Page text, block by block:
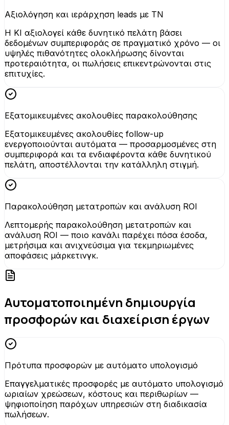
Αξιολόγηση και ιεράρχηση leads με ΤΝ
Η KI αξιολογεί κάθε δυνητικό πελάτη βάσει
δεδομένων συμπεριφοράς σε πραγματικό χρόνο — οι
υψηλές πιθανότητες ολοκλήρωσης δίνονται
προτεραιότητα, οι πωλήσεις επικεντρώνονται στις
επιτυχίες.
Εξατομικευμένες ακολουθίες παρακολούθησης
Εξατομικευμένες ακολουθίες follow-up
ενεργοποιούνται αυτόματα — προσαρμοσμένες στη
συμπεριφορά και τα ενδιαφέροντα κάθε δυνητικού
πελάτη, αποστέλλονται την κατάλληλη στιγμή.
Παρακολούθηση μετατροπών και ανάλυση ROI
Λεπτομερής παρακολούθηση μετατροπών και
ανάλυση ROI — ποιο κανάλι παρέχει πόσα έσοδα,
μετρήσιμα και ανιχνεύσιμα για τεκμηριωμένες
αποφάσεις μάρκετινγκ.
Αυτοματοποιημένη δημιουργία
προσφορών και διαχείριση έργων
Πρότυπα προσφορών με αυτόματο υπολογισμό
Επαγγελματικές προσφορές με αυτόματο υπολογισμό
ωριαίων χρεώσεων, κόστους και περιθωρίων —
ψηφιοποίηση παρόχων υπηρεσιών στη διαδικασία
πωλήσεων.